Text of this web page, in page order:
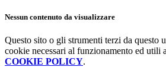
Nessun contenuto da visualizzare
Questo sito o gli strumenti terzi da questo
cookie necessari al funzionamento ed utili
COOKIE POLICY.